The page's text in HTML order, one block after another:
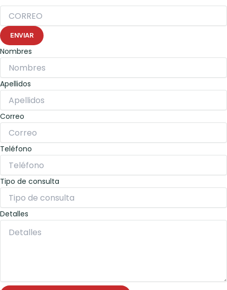
ENVIAR
Nombres
Apellidos
Correo
Teléfono
Tipo de consulta
Detalles